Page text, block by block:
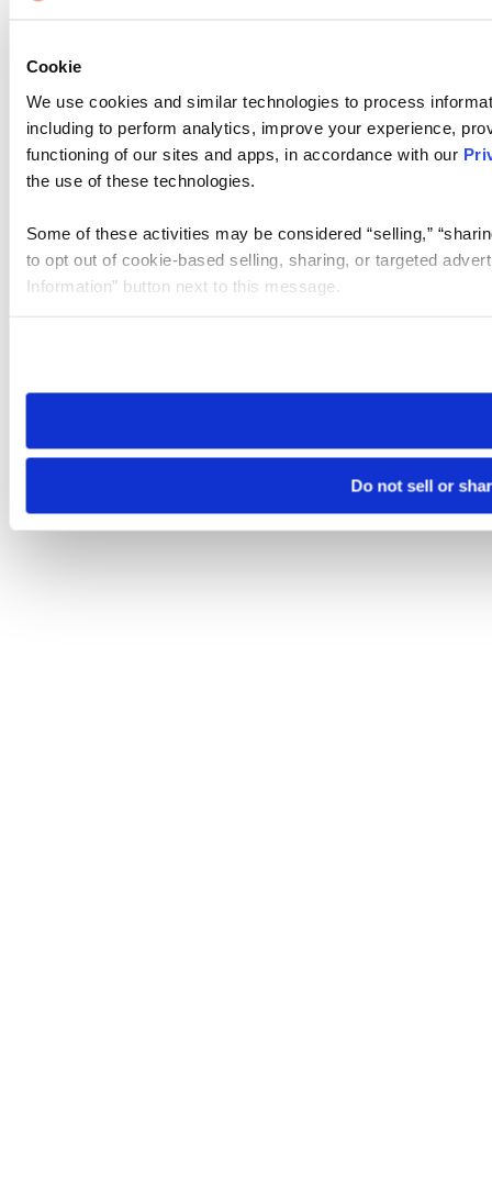
Cookie
We use cookies and similar technologies to process
including to perform analytics, improve your experience,
functioning of our sites and apps, in accordance with our
the use of these technologies.
Some of these activities may be considered “selling,”
to opt out of cookie-based selling, sharing, or targeted
Information” button next to this message.
need to be set again.
Do not sell or